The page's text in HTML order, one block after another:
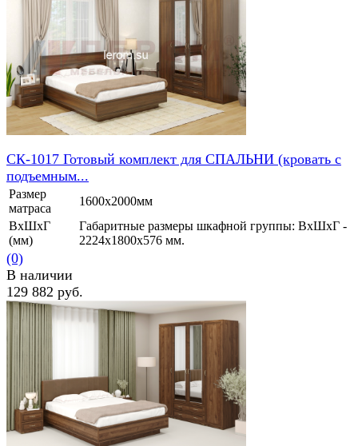
избранное сравнить
СК-1017 Готовый комплект для СПАЛЬНИ (кровать с
подъемным...
Размер
матраса
1600х2000мм
ВхШхГ
(мм)
Габаритные размеры шкафной группы: ВхШхГ -
2224х1800х576 мм.
(0)
В наличии
129 882 руб.